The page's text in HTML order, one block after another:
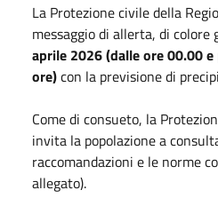
La Protezione civile della
messaggio di allerta, di
aprile 2026 (dalle ore 00.00
ore)con la previsione di
Come di consueto, la
invita la popolazione a
raccomandazioni e le norme
allegato).